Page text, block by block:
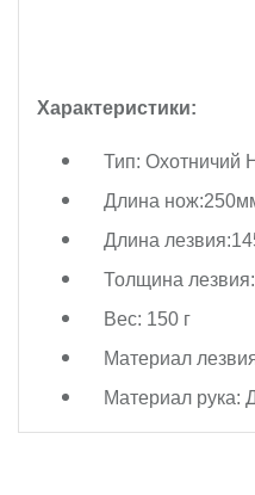
Характеристики:
Тип: Охотничий
Длина
Длина
Толщина
Вес: 150 г
Материал
Материал рука: